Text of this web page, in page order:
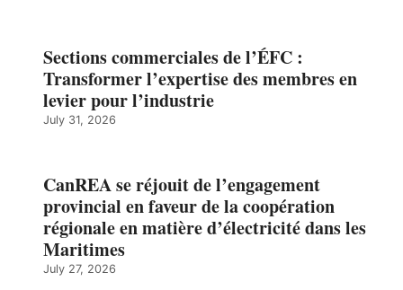
Sections commerciales de l’ÉFC :
Transformer l’expertise des membres en
levier pour l’industrie
July 31, 2026
CanREA se réjouit de l’engagement
provincial en faveur de la coopération
régionale en matière d’électricité dans les
Maritimes
July 27, 2026